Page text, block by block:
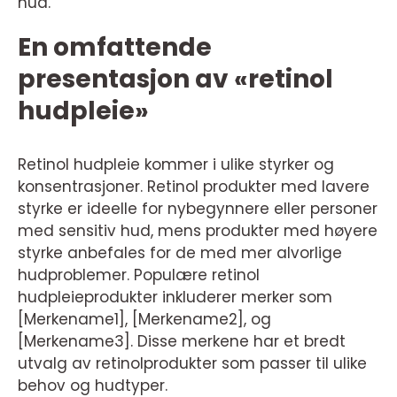
En omfattende
presentasjon av «retinol
hudpleie»
Retinol hudpleie kommer i ulike styrker og
konsentrasjoner. Retinol produkter med lavere
styrke er ideelle for nybegynnere eller personer
med sensitiv hud, mens produkter med høyere
styrke anbefales for de med mer alvorlige
hudproblemer. Populære retinol
hudpleieprodukter inkluderer merker som
[Merkename1], [Merkename2], og
[Merkename3]. Disse merkene har et bredt
utvalg av retinolprodukter som passer til ulike
behov og hudtyper.